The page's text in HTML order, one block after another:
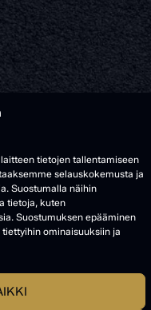
tietojen tallentamiseen
selauskokemusta ja
Suostumalla näihin
tietoja, kuten
Suostumuksen epääminen
ominaisuuksiin ja